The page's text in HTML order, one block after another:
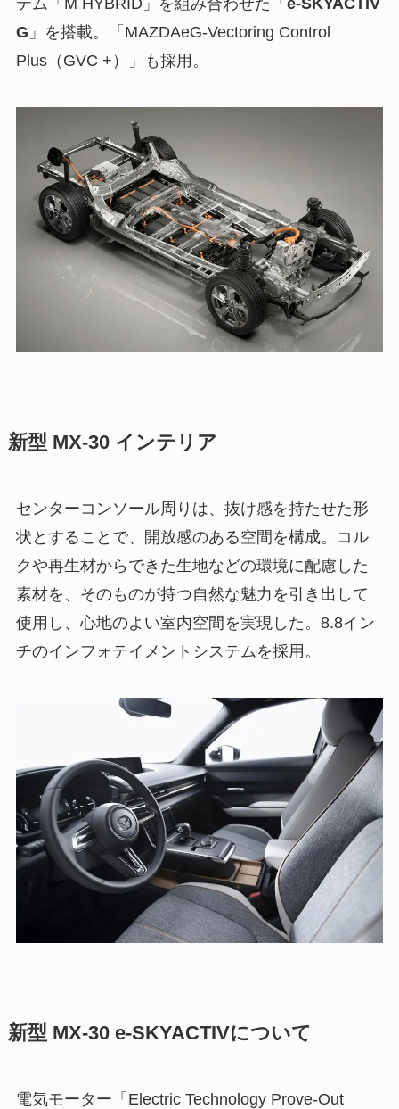
テム「M HYBRID」を組み合わせた「 e-SKYACTIV
G 」を搭載。「MAZDAeG-Vectoring Control
Plus（GVC +）」も採用。
新型 MX-30 インテリア
センターコンソール周りは、抜け感を持たせた形
状とすることで、開放感のある空間を構成。コル
クや再生材からできた生地などの環境に配慮した
素材を、そのものが持つ自然な魅力を引き出して
使用し、心地のよい室内空間を実現した。8.8イン
チのインフォテイメントシステムを採用。
新型 MX-30 e-SKYACTIVについて
電気モーター「Electric Technology Prove-Out